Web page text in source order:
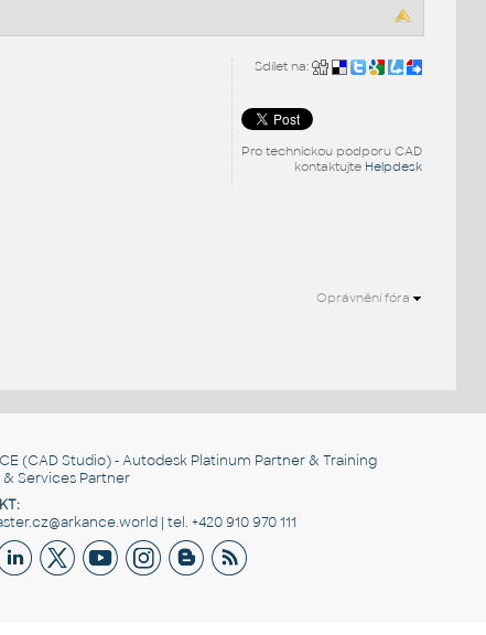
Sdílet na:
Pro technickou podporu CAD
kontaktujte Helpdesk
Oprávnění fóra
(CAD Studio) - Autodesk Platinum Partner & Training
Services Partner
| tel. +420 910 970 111